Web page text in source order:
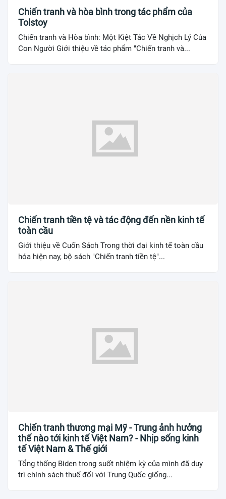
Chiến tranh và hòa bình trong tác phẩm của
Tolstoy
Chiến tranh và Hòa bình: Một Kiệt Tác Về Nghịch Lý Của
Con Người Giới thiệu về tác phẩm "Chiến tranh và...
Chiến tranh tiền tệ và tác động đến nền kinh tế
toàn cầu
Giới thiệu về Cuốn Sách Trong thời đại kinh tế toàn cầu
hóa hiện nay, bộ sách "Chiến tranh tiền tệ"...
Chiến tranh thương mại Mỹ - Trung ảnh hưởng
thế nào tới kinh tế Việt Nam? - Nhịp sống kinh
tế Việt Nam & Thế giới
Tổng thống Biden trong suốt nhiệm kỳ của mình đã duy
trì chính sách thuế đối với Trung Quốc giống...